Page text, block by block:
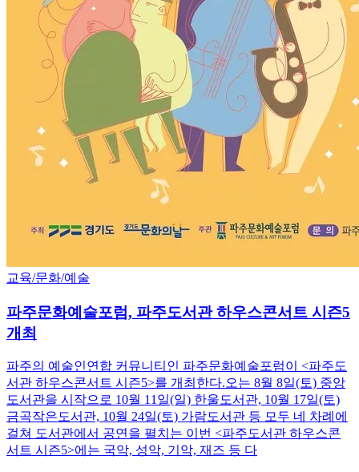
교육/문화/예술
파주문화예술포럼, 파주도서관 하우스콘서트 시즌5
개최
파주의 예술인연합 커뮤니티인 파주문화예술포럼이 <파주도
서관 하우스콘서트 시즌5>를 개최한다.오는 8월 8일(토) 중앙
도서관을 시작으로 10월 11일(일) 한울도서관, 10월 17일(토)
금곡작은도서관, 10월 24일(토) 가람도서관 등 모두 네 차례에
걸쳐 도서관에서 공연을 펼치는 이번 <파주도서관 하우스콘
서트 시즌5>에는 국악, 성악, 기악, 재즈 등 다